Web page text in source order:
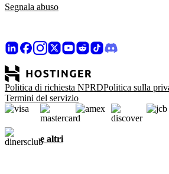
Segnala abuso
Politica di richiesta NPRDPolitica sulla
Termini del servizio
e altri